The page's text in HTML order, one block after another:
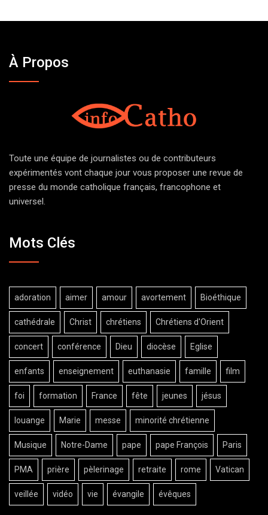
À Propos
Toute une équipe de journalistes ou de contributeurs
expérimentés vont chaque jour vous proposer une revue de
presse du monde catholique français, francophone et
universel.
Mots Clés
adoration aimer amour avortement Bioéthique
cathédrale Christ chrétiens Chrétiens d'Orient
concert conférence Dieu diocèse Eglise
enfants enseignement euthanasie famille film
foi formation France fête jeunes jésus
louange Marie messe minorité chrétienne
Musique Notre-Dame pape pape François Paris
PMA prière pèlerinage retraite rome Vatican
veillée vidéo vie évangile évêques